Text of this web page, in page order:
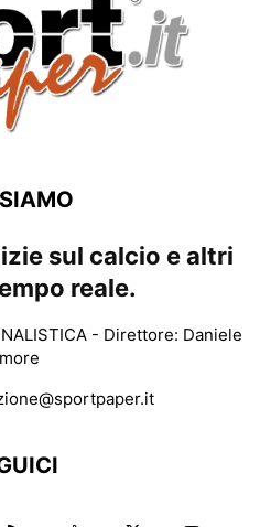
sul calcio e altri
reale.
- Direttore: Daniele